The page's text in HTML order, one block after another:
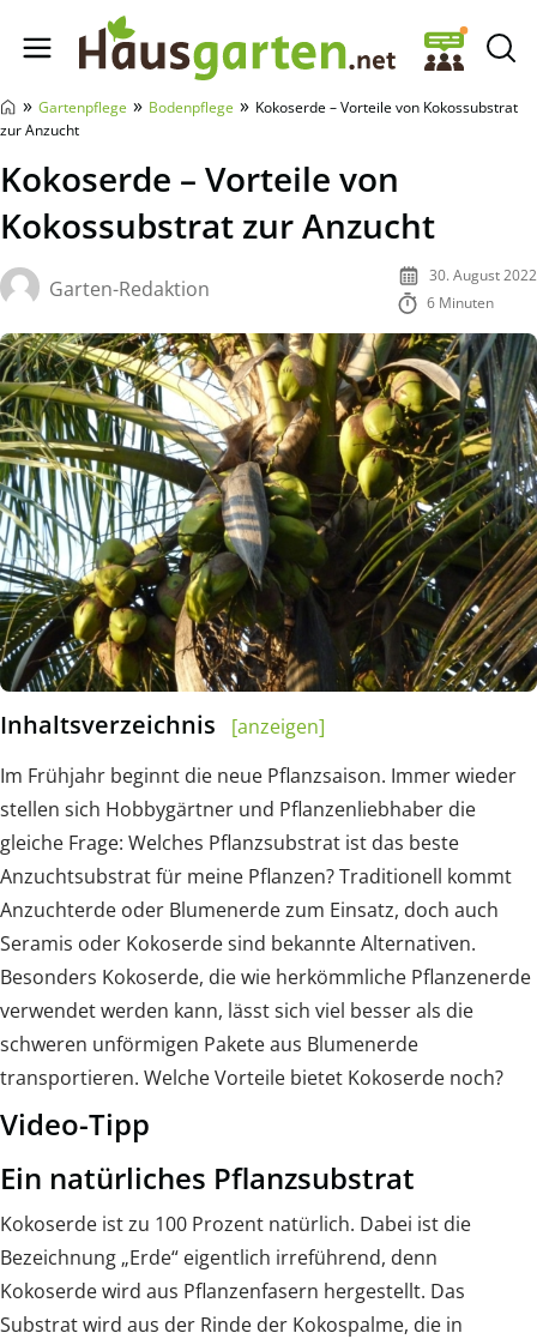
Hausgarten.net
» Gartenpflege » Bodenpflege » Kokoserde – Vorteile von Kokossubstrat
zur Anzucht
Kokoserde – Vorteile von
Kokossubstrat zur Anzucht
Garten-Redaktion
30. August 2022
6 Minuten
Inhaltsverzeichnis
[anzeigen]
Im Frühjahr beginnt die neue Pflanzsaison. Immer wieder
stellen sich Hobbygärtner und Pflanzenliebhaber die
gleiche Frage: Welches Pflanzsubstrat ist das beste
Anzuchtsubstrat für meine Pflanzen? Traditionell kommt
Anzuchterde oder Blumenerde zum Einsatz, doch auch
Seramis oder Kokoserde sind bekannte Alternativen.
Besonders Kokoserde, die wie herkömmliche Pflanzenerde
verwendet werden kann, lässt sich viel besser als die
schweren unförmigen Pakete aus Blumenerde
transportieren. Welche Vorteile bietet Kokoserde noch?
Video-Tipp
Ein natürliches Pflanzsubstrat
Kokoserde ist zu 100 Prozent natürlich. Dabei ist die
Bezeichnung „Erde“ eigentlich irreführend, denn
Kokoserde wird aus Pflanzenfasern hergestellt. Das
Substrat wird aus der Rinde der Kokospalme, die in